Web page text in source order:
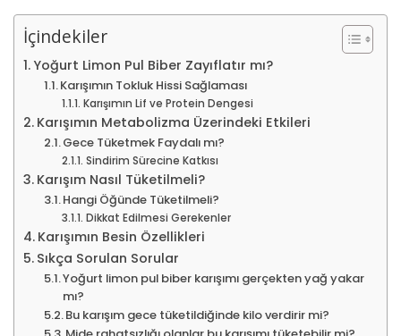
İçindekiler
Yoğurt Limon Pul Biber Zayıflatır mı?
Karışımın Tokluk Hissi Sağlaması
Karışımın Lif ve Protein Dengesi
Karışımın Metabolizma Üzerindeki Etkileri
Gece Tüketmek Faydalı mı?
Sindirim Sürecine Katkısı
Karışım Nasıl Tüketilmeli?
Hangi Öğünde Tüketilmeli?
Dikkat Edilmesi Gerekenler
Karışımın Besin Özellikleri
Sıkça Sorulan Sorular
Yoğurt limon pul biber karışımı gerçekten yağ yakar
mı?
Bu karışım gece tüketildiğinde kilo verdirir mi?